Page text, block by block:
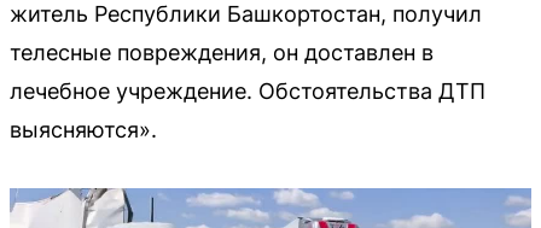
житель Республики Башкортостан, получил
телесные повреждения, он доставлен в
лечебное учреждение. Обстоятельства ДТП
выясняются».